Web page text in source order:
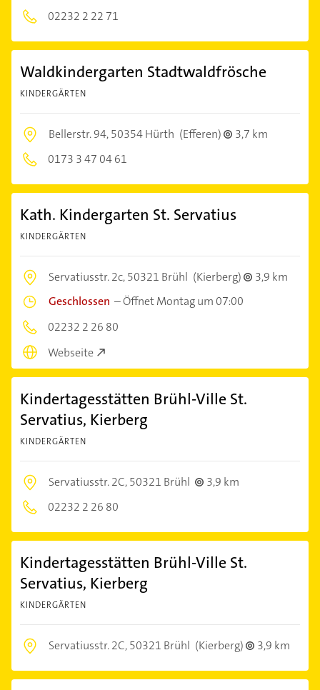
02232 2 22 71
Waldkindergarten Stadtwaldfrösche
KINDERGÄRTEN
Bellerstr. 94,50354 Hürth (Efferen)
3,7 km
0173 3 47 04 61
Kath. Kindergarten St. Servatius
KINDERGÄRTEN
Servatiusstr. 2c,50321 Brühl (Kierberg)
3,9 km
Geschlossen –Öffnet Montag um 07:00
02232 2 26 80
Webseite
Kindertagesstätten Brühl-Ville St.
Servatius, Kierberg
KINDERGÄRTEN
Servatiusstr. 2C,50321 Brühl
3,9 km
02232 2 26 80
Kindertagesstätten Brühl-Ville St.
Servatius, Kierberg
KINDERGÄRTEN
Servatiusstr. 2C,50321 Brühl (Kierberg) 3,9 km